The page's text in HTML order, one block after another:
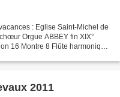
: Eglise Saint-Michel de
Orgue ABBEY fin XIX°
16 Montre 8 Flûte harmonique
2011